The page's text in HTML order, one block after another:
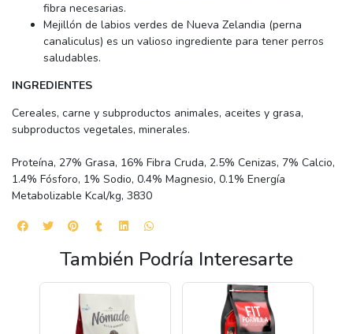
fibra necesarias.
Mejillón de labios verdes de Nueva Zelandia (perna
canaliculus) es un valioso ingrediente para tener perros
saludables.
INGREDIENTES
Cereales, carne y subproductos animales, aceites y grasa,
subproductos vegetales, minerales.
Proteína, 27% Grasa, 16% Fibra Cruda, 2.5% Cenizas, 7% Calcio,
1.4% Fósforo, 1% Sodio, 0.4% Magnesio, 0.1% Energía
Metabolizable Kcal/kg, 3830
También Podría Interesarte